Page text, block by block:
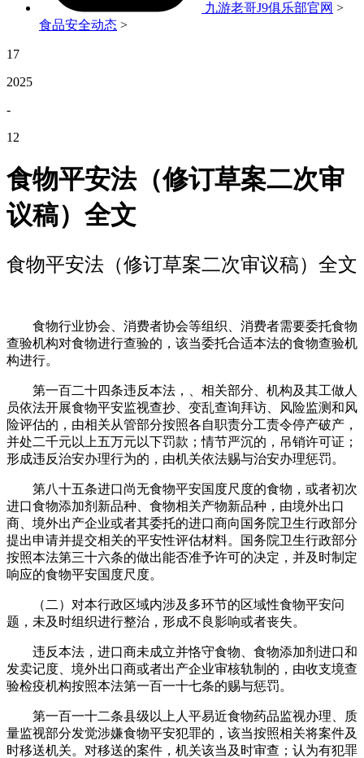
九游老哥J9俱乐部官网 >
食品安全动态 >
17
2025
-
12
食物平安法（修订草案二次审
议稿）全文
食物平安法（修订草案二次审议稿）全文
食物行业协会、消费者协会等组织、消费者需要委托食物
查验机构对食物进行查验的，该当委托合适本法的食物查验机
构进行。
第一百二十四条违反本法，、相关部分、机构及其工做人
员依法开展食物平安监视查抄、变乱查询拜访、风险监测和风
险评估的，由相关从管部分按照各自职责分工责令停产破产，
并处二千元以上五万元以下罚款；情节严沉的，吊销许可证；
形成违反治安办理行为的，由机关依法赐与治安办理惩罚。
第八十五条进口尚无食物平安国度尺度的食物，或者初次
进口食物添加剂新品种、食物相关产物新品种，由境外出口
商、境外出产企业或者其委托的进口商向国务院卫生行政部分
提出申请并提交相关的平安性评估材料。国务院卫生行政部分
按照本法第三十六条的做出能否准予许可的决定，并及时制定
响应的食物平安国度尺度。
（二）对本行政区域内涉及多环节的区域性食物平安问
题，未及时组织进行整治，形成不良影响或者丧失。
违反本法，进口商未成立并恪守食物、食物添加剂进口和
发卖记度、境外出口商或者出产企业审核轨制的，由收支境查
验检疫机构按照本法第一百一十七条的赐与惩罚。
第一百一十二条县级以上人平易近食物药品监视办理、质
量监视部分发觉涉嫌食物平安犯罪的，该当按照相关将案件及
时移送机关。对移送的案件，机关该当及时审查；认为有犯罪